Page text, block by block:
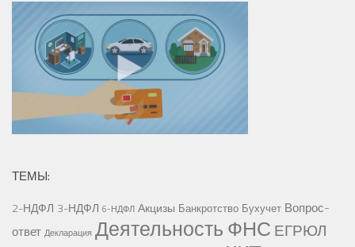
ТЕМЫ:
2-НДФЛ 3-НДФЛ 6-НДФЛ Акцизы Банкротство Бухучет Вопрос-
ответ Декларация Деятельность ФНС ЕГРЮЛ